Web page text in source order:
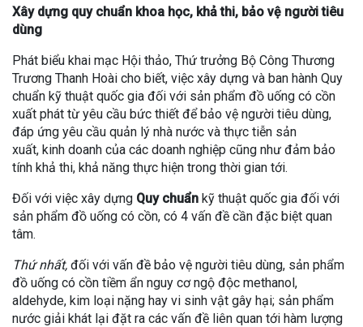
Xây dựng quy chuẩn khoa học, khả thi, bảo vệ người tiêu
dùng
Phát biểu khai mạc Hội thảo, Thứ trưởng Bộ Công Thương
Trương Thanh Hoài cho biết, việc xây dựng và ban hành Quy
chuẩn kỹ thuật quốc gia đối với sản phẩm đồ uống có cồn
xuất phát từ yêu cầu bức thiết để bảo vệ người tiêu dùng,
đáp ứng yêu cầu quản lý nhà nước và thực tiễn sản
xuất, kinh doanh của các doanh nghiệp cũng như đảm bảo
tính khả thi, khả năng thực hiện trong thời gian tới.
Đối với việc xây dựng Quy chuẩn kỹ thuật quốc gia đối với
sản phẩm đồ uống có cồn, có 4 vấn đề cần đặc biệt quan
tâm.
Thứ nhất, đối với vấn đề bảo vệ người tiêu dùng, sản phẩm
đồ uống có cồn tiềm ẩn nguy cơ ngộ độc methanol,
aldehyde, kim loại nặng hay vi sinh vật gây hại; sản phẩm
nước giải khát lại đặt ra các vấn đề liên quan tới hàm lượng